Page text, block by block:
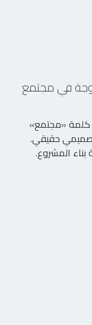
في مجتمع
كلمة «مجتمع»
حقيقي.
المشروع.